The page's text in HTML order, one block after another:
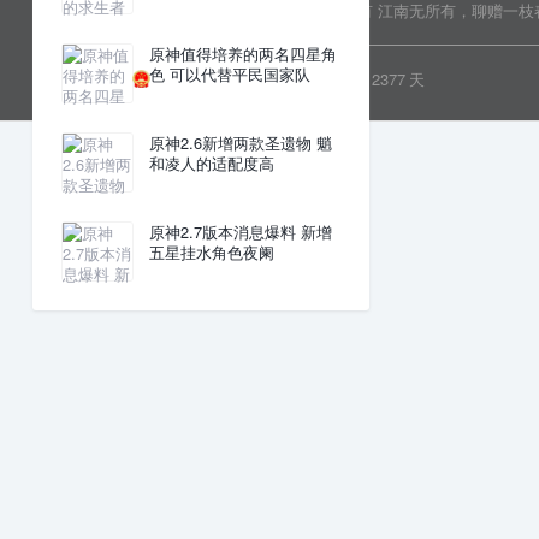
原神值得培养的两名四星角
色 可以代替平民国家队
原神2.6新增两款圣遗物 魈
和凌人的适配度高
原神2.7版本消息爆料 新增
五星挂水角色夜阑
Copyright © 2022 乐分享 版权所有 江南无所有，聊赠一枝
粤ICP备19081718号 安全运行 2377 天